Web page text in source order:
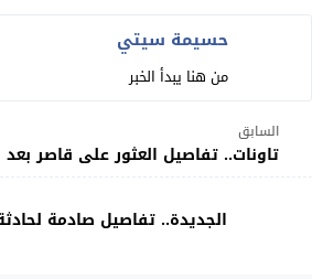
حسيمة سيتي
من هنا يبدأ الخبر
السابق
تاونات.. تفاصيل العثور على قاصر
الجديدة.. تفاصيل صادمة